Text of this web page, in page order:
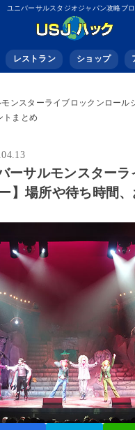
ユニバーサルスタジオジャパン攻略ブ
レストラン ショップ
モンスターライブロックンロール
トまとめ
ーサルモンスター
】場所や待ち時間